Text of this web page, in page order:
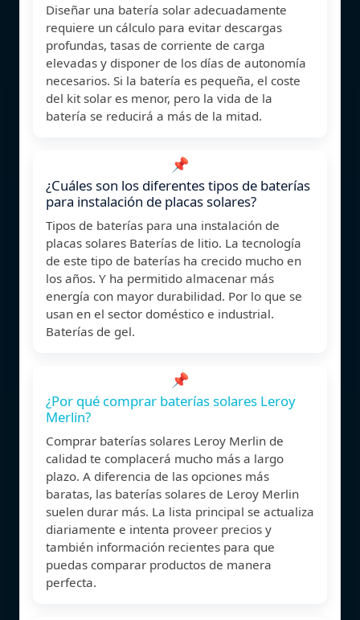
Diseñar una batería solar adecuadamente
requiere un cálculo para evitar descargas
profundas, tasas de corriente de carga
elevadas y disponer de los días de autonomía
necesarios. Si la batería es pequeña, el coste
del kit solar es menor, pero la vida de la
batería se reducirá a más de la mitad.
📌
¿Cuáles son los diferentes tipos de baterías
para instalación de placas solares?
Tipos de baterías para una instalación de
placas solares Baterías de litio. La tecnología
de este tipo de baterías ha crecido mucho en
los años. Y ha permitido almacenar más
energía con mayor durabilidad. Por lo que se
usan en el sector doméstico e industrial.
Baterías de gel.
📌
¿Por qué comprar baterías solares Leroy
Merlin?
Comprar baterías solares Leroy Merlin de
calidad te complacerá mucho más a largo
plazo. A diferencia de las opciones más
baratas, las baterías solares de Leroy Merlin
suelen durar más. La lista principal se actualiza
diariamente e intenta proveer precios y
también información recientes para que
puedas comparar productos de manera
perfecta.